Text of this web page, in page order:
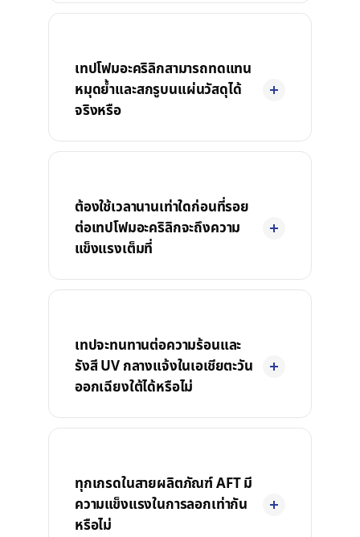
เทปโฟมอะคริลิกสามารถทดแทน
หมุดย้ำและสกรูบนแผ่นวัสดุได้
จริงหรือ
ต้องใช้เวลานานเท่าใดก่อนที่รอย
ต่อเทปโฟมอะคริลิกจะถึงความ
แข็งแรงเต็มที่
เทปจะทนทานต่อความร้อนและ
รังสี UV กลางแจ้งในเอเชียตะวัน
ออกเฉียงใต้ได้หรือไม่
ทุกเกรดในสายผลิตภัณฑ์ AFT มี
ความแข็งแรงในการลอกเท่ากัน
หรือไม่